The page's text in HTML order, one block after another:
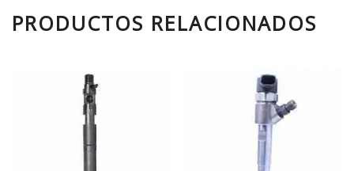
PRODUCTOS RELACIONADOS